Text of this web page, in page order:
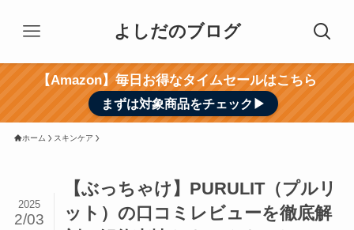
よしだのブログ
【Amazon】毎日お得なタイムセールはこちら
まずは対象商品をチェック▶︎
ホーム スキンケア
【ぶっちゃけ】PURULIT（プルリ
ット）の口コミレビューを徹底解
2025
2/03